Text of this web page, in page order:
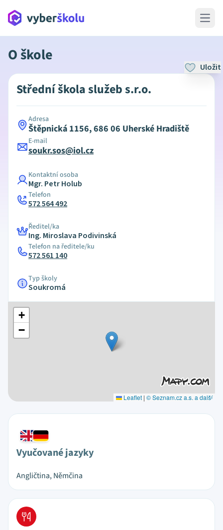
Open
O škole
Uložit
Střední škola služeb s.r.o.
Adresa
Štěpnická 1156, 686 06 Uherské Hradiště
E-mail
soukr.sos@iol.cz
Kontaktní osoba
Mgr. Petr Holub
Telefon
572 564 492
Ředitel/ka
Ing. Miroslava Podivinská
Telefon na ředitele/ku
572 561 140
Typ školy
Soukromá
+
−
Leaflet | © Seznam.cz a.s. a další
Vyučované jazyky
Angličtina, Němčina